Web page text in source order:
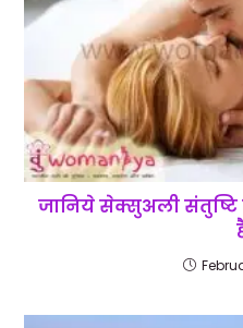
जानिये सेक्सुअली संतुष्टि